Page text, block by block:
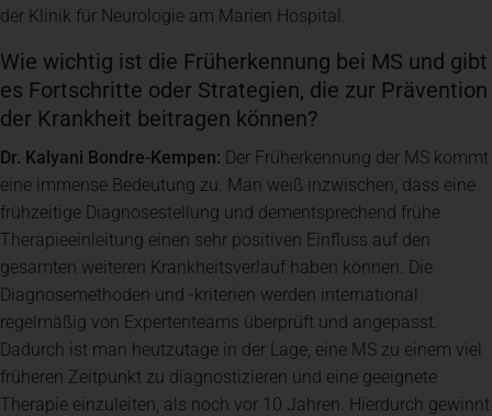
der Klinik für Neurologie am Marien Hospital.
Wie wichtig ist die Früherkennung bei MS und gibt
es Fortschritte oder Strategien, die zur Prävention
der Krankheit beitragen können?
Dr. Kalyani Bondre-Kempen: Der Früherkennung der MS kommt
eine immense Bedeutung zu. Man weiß inzwischen, dass eine
frühzeitige Diagnosestellung und dementsprechend frühe
Therapieeinleitung einen sehr positiven Einfluss auf den
gesamten weiteren Krankheitsverlauf haben können. Die
Diagnosemethoden und -kriterien werden international
regelmäßig von Expertenteams überprüft und angepasst.
Dadurch ist man heutzutage in der Lage, eine MS zu einem viel
früheren Zeitpunkt zu diagnostizieren und eine geeignete
Therapie einzuleiten, als noch vor 10 Jahren. Hierdurch gewinnt